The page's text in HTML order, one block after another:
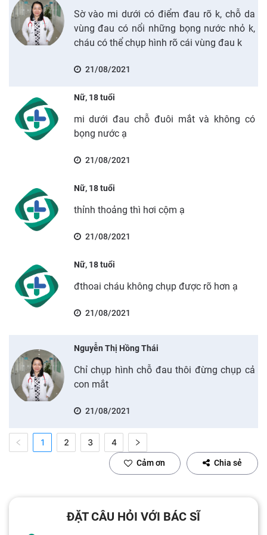
Sờ vào mi dưới có điểm đau rõ k, chỗ da
vùng đau có nổi những bọng nước nhỏ k,
cháu có thể chụp hình rõ cái vùng đau k
21/08/2021
Nữ, 18 tuổi
mi dưới đau chỗ đuôi mắt và không có
bọng nước ạ
21/08/2021
Nữ, 18 tuổi
thỉnh thoảng thì hơi cộm ạ
21/08/2021
Nữ, 18 tuổi
đthoai cháu không chụp được rõ hơn ạ
21/08/2021
Nguyễn Thị Hồng Thái
Chỉ chụp hình chỗ đau thôi đừng chụp cả
con mắt
21/08/2021
1 2 3 4
Cảm ơn Chia sẻ
ĐẶT CÂU HỎI VỚI BÁC SĨ